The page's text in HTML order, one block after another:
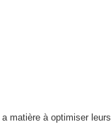
matière à optimiser leurs